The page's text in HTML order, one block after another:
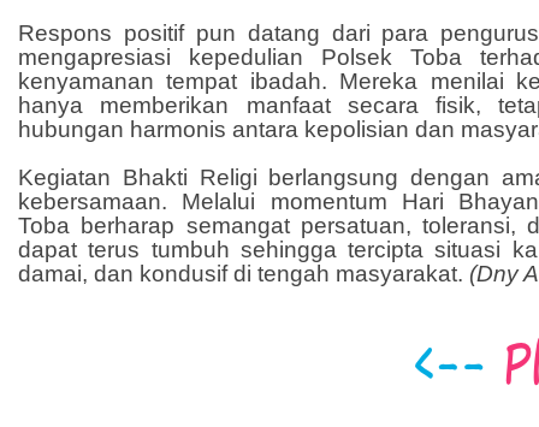
Respons positif pun datang dari para
mengapresiasi kepedulian Polsek Toba
kenyamanan tempat ibadah. Mereka menilai
hanya memberikan manfaat secara fisik,
hubungan harmonis antara kepolisian dan
Kegiatan Bhakti Religi berlangsung dengan
kebersamaan. Melalui momentum Hari
Toba berharap semangat persatuan, toleransi,
dapat terus tumbuh sehingga tercipta situasi
damai, dan kondusif di tengah masyarakat. (Dny